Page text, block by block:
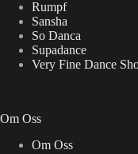
Rumpf
Sansha
So Danca
Supadance
Very Fine Dance
Om Oss
Om Oss